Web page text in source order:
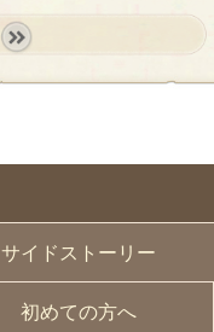
サイドストーリー
初めての方へ